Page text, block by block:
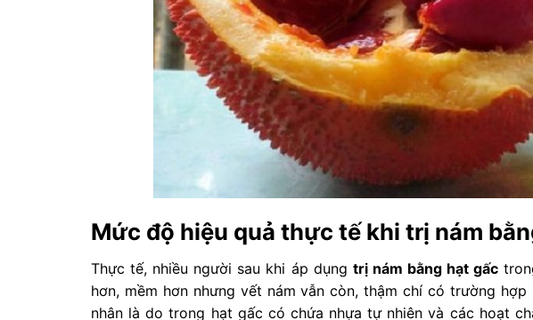
Mức độ hiệu quả thực tế khi trị nám
Thực tế, nhiều người sau khi áp dụng trị nám bằng hạt gấc
hơn, mềm hơn nhưng vết nám vẫn còn, thậm chí có trường
nhân là do trong hạt gấc có chứa nhựa tự nhiên và các hoạt